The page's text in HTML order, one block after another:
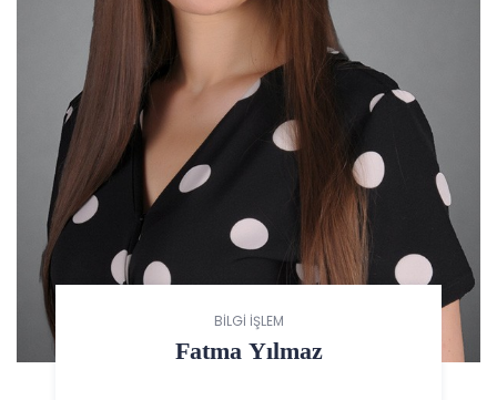
BİLGİ İŞLEM
Fatma Yılmaz